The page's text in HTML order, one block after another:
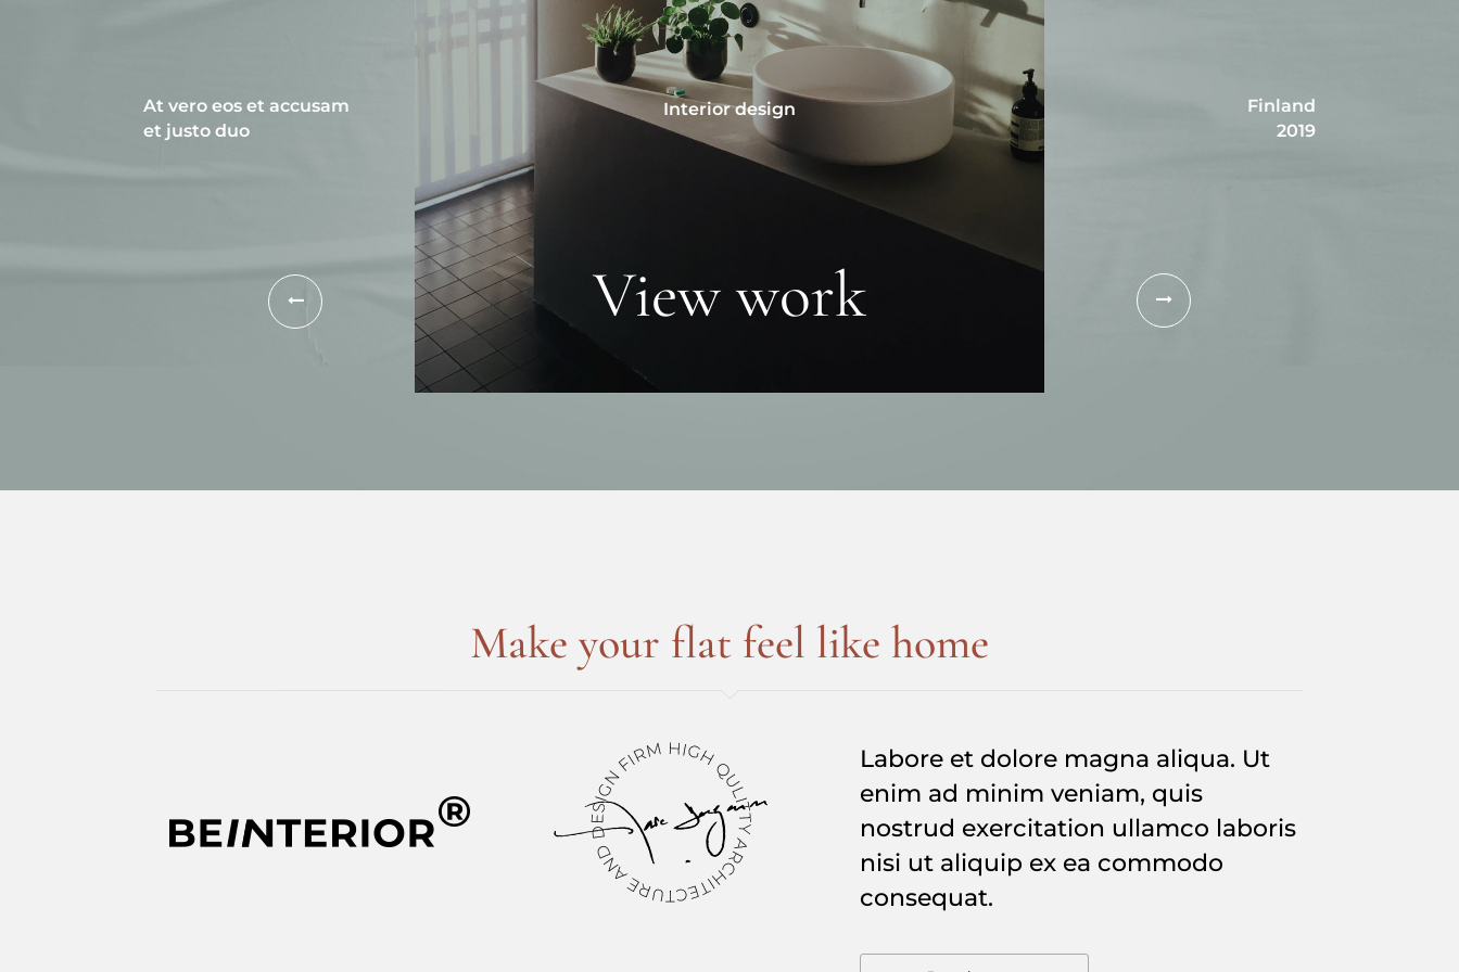
At vero eos et accusam
et justo duo
Interior design
Finland
2019
View work
Make your flat feel like home
Labore et dolore magna aliqua. Ut
enim ad minim veniam, quis
nostrud exercitation ullamco laboris
nisi ut aliquip ex ea commodo
consequat.